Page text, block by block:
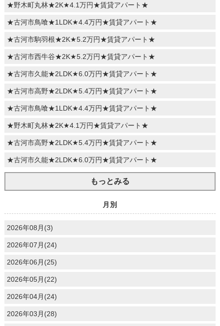
★野木町丸林★2K★4.1万円★賃貸アパート★
★古河市鳥喰★1LDK★4.4万円★賃貸アパート★
★古河市駒羽根★2K★5.2万円★賃貸アパート★
★古河市西牛谷★2K★5.2万円★賃貸アパート★
★古河市久能★2LDK★6.0万円★賃貸アパート★
★古河市高野★2LDK★5.4万円★賃貸アパート★
★古河市鳥喰★1LDK★4.4万円★賃貸アパート★
★野木町丸林★2K★4.1万円★賃貸アパート★
★古河市高野★2LDK★5.4万円★賃貸アパート★
★古河市久能★2LDK★6.0万円★賃貸アパート★
もっとみる
月別
2026年08月(3)
2026年07月(24)
2026年06月(25)
2026年05月(22)
2026年04月(24)
2026年03月(28)